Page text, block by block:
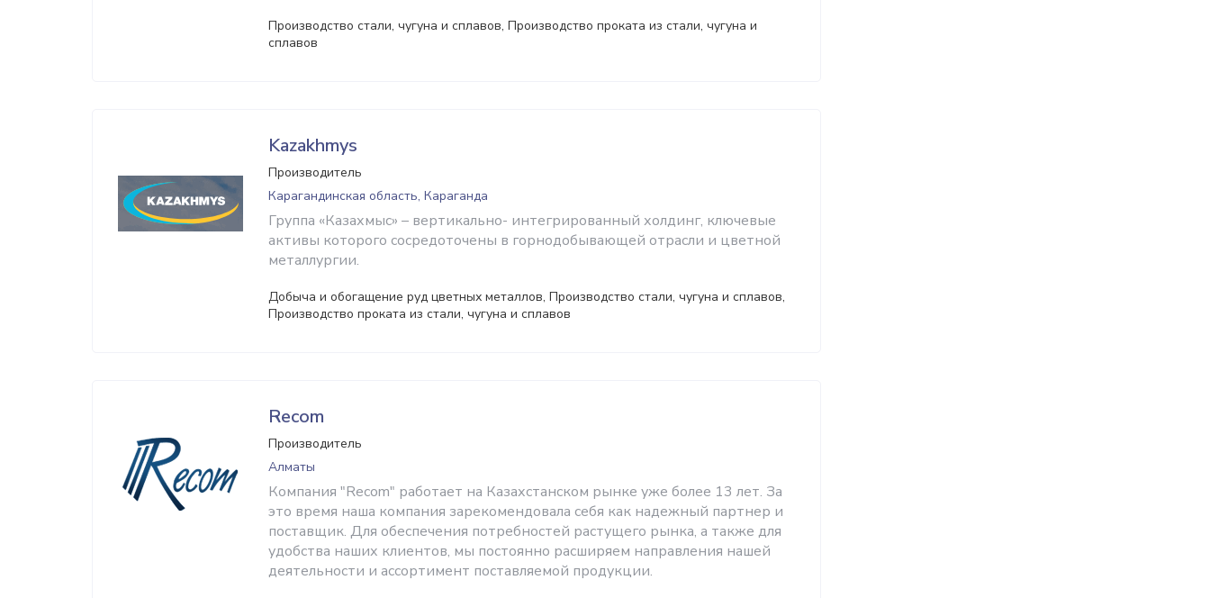
Производство стали, чугуна и сплавов, Производство проката из стали, чугуна и
сплавов
Kazakhmys
Производитель
Карагандинская область, Караганда
Группа «Казахмыс» – вертикально- интегрированный холдинг, ключевые
активы которого сосредоточены в горнодобывающей отрасли и цветной
металлургии.
Добыча и обогащение руд цветных металлов, Производство стали, чугуна и сплавов,
Производство проката из стали, чугуна и сплавов
Recom
Производитель
Алматы
Компания "Recom" работает на Казахстанском рынке уже более 13 лет. За
это время наша компания зарекомендовала себя как надежный партнер и
поставщик. Для обеспечения потребностей растущего рынка, а также для
удобства наших клиентов, мы постоянно расширяем направления нашей
деятельности и ассортимент поставляемой продукции.